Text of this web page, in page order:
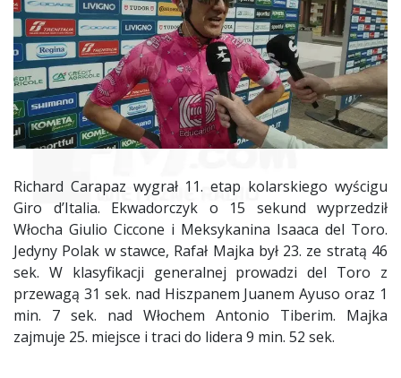
Richard Carapaz wygrał 11. etap kolarskiego wyścigu
Giro d’Italia. Ekwadorczyk o 15 sekund wyprzedził
Włocha Giulio Ciccone i Meksykanina Isaaca del Toro.
Jedyny Polak w stawce, Rafał Majka był 23. ze stratą 46
sek. W klasyfikacji generalnej prowadzi del Toro z
przewagą 31 sek. nad Hiszpanem Juanem Ayuso oraz 1
min. 7 sek. nad Włochem Antonio Tiberim. Majka
zajmuje 25. miejsce i traci do lidera 9 min. 52 sek.